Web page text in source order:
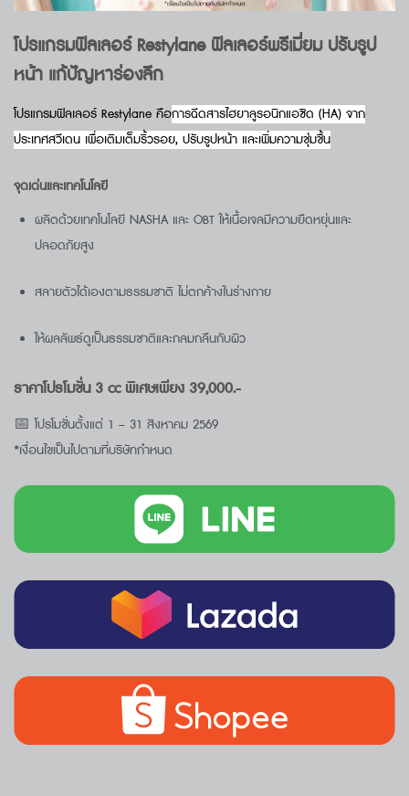
โปรแกรมฟิลเลอร์ Restylane ฟิลเลอร์พรีเมี่ยม ปรับรูป
หน้า แก้ปัญหาร่องลึก
โปรแกรมฟิลเลอร์ Restylane คือการฉีดสารไฮยาลูรอนิกแอซิด (HA) จาก
ประเทศสวีเดน เพื่อเติมเต็มริ้วรอย, ปรับรูปหน้า และเพิ่มความชุ่มชื้น
จุดเด่นและเทคโนโลยี
ผลิตด้วยเทคโนโลยี NASHA และ OBT ให้เนื้อเจลมีความยืดหยุ่นและ
ปลอดภัยสูง
สลายตัวได้เองตามธรรมชาติ ไม่ตกค้างในร่างกาย
ให้ผลลัพธ์ดูเป็นธรรมชาติและกลมกลืนกับผิว
ราคาโปรโมชั่น 3 cc พิเศษเพียง 39,000.-
📅 โปรโมชั่นตั้งแต่ 1 – 31 สิงหาคม 2569
*เงื่อนไขเป็นไปตามที่บริษัทกำหนด